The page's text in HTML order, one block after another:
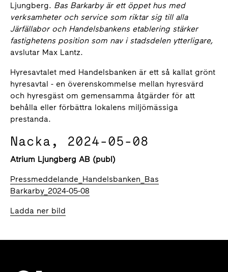
Ljungberg. Bas Barkarby är ett öppet hus med
verksamheter och service som riktar sig till alla
Järfällabor och Handelsbankens etablering stärker
fastighetens position som nav i stadsdelen ytterligare,
avslutar Max Lantz.
Hyresavtalet med Handelsbanken är ett så kallat grönt
hyresavtal - en överenskommelse mellan hyresvärd
och hyresgäst om gemensamma åtgärder för att
behålla eller förbättra lokalens miljömässiga
prestanda.
Nacka, 2024-05-08
Atrium Ljungberg AB (publ)
Pressmeddelande_Handelsbanken_Bas
Barkarby_2024-05-08
Ladda ner bild